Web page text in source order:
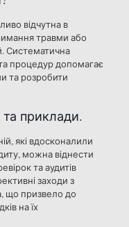
відчутна в
травми або
Систематична
процедур допомагає
та розробити
приклади.
які вдосконалили
можна віднести
та аудитів
заходи з
що призвело до
на їх